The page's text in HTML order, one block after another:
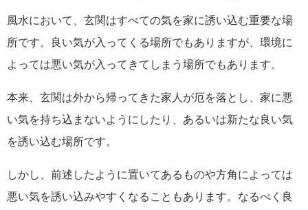
風水において、玄関はすべての気を家に誘い込む重要な場
所です。良い気が入ってくる場所でもありますが、環境に
よっては悪い気が入ってきてしまう場所でもあります。
本来、玄関は外から帰ってきた家人が厄を落とし、家に悪
い気を持ち込まないようにしたり、あるいは新たな良い気
を誘い込む場所です。
しかし、前述したように置いてあるものや方角によっては
悪い気を誘い込みやすくなることもあります。なるべく良